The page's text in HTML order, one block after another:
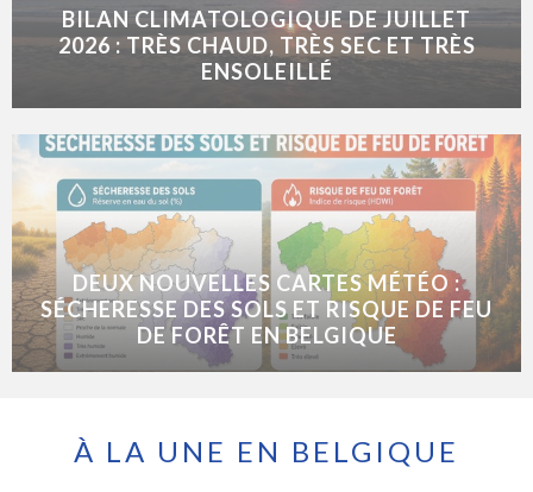
BILAN CLIMATOLOGIQUE DE JUILLET
2026 : TRÈS CHAUD, TRÈS SEC ET TRÈS
ENSOLEILLÉ
DEUX NOUVELLES CARTES MÉTÉO :
SÉCHERESSE DES SOLS ET RISQUE DE FEU
DE FORÊT EN BELGIQUE
À LA UNE EN BELGIQUE